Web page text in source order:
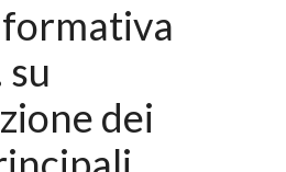
su
dei